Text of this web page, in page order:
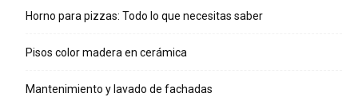
Horno para pizzas: Todo lo que necesitas saber
Pisos color madera en cerámica
Mantenimiento y lavado de fachadas